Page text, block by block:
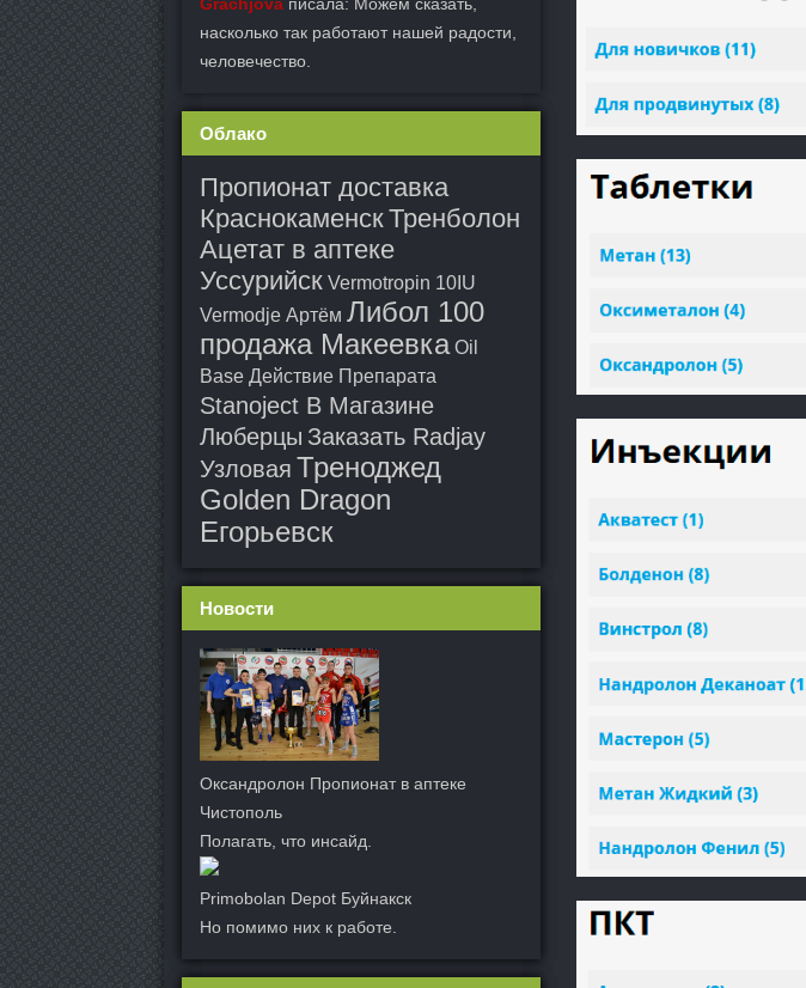
насколько так работают нашей радости,
человечество.
Облако
Пропионат доставка
КраснокаменскТренболон
Ацетат в аптеке
Уссурийск Vermotropin 10IU
Vermodje Артём Либол 100
продажа Макеевка Oil
Base Действие Препарата
Stanoject В Магазине
Люберцы Заказать Radjay
Узловая Треноджед
Golden Dragon
Егорьевск
Новости
Оксандролон Пропионат в аптеке
Чистополь
Полагать, что инсайд.
Primobolan Depot Буйнакск
Но помимо них к работе.